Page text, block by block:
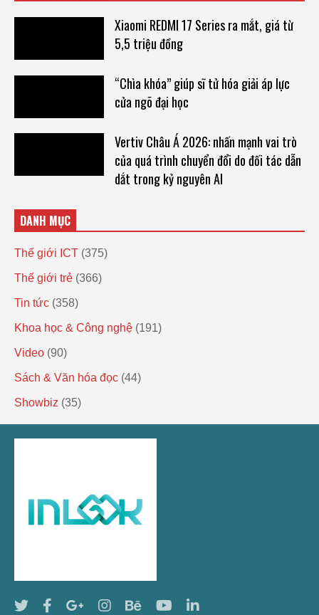
Xiaomi REDMI 17 Series ra mắt, giá từ
5,5 triệu đồng
“Chìa khóa” giúp sĩ tử hóa giải áp lực
cửa ngõ đại học
Vertiv Châu Á 2026: nhấn mạnh vai trò
của quá trình chuyển đổi do đối tác dẫn
dắt trong kỷ nguyên AI
DANH MỤC
Thế giới ICT (375)
Thế giới trẻ (366)
Tin tức (358)
Khoa học & Công nghệ (191)
Video (90)
Sách & Văn hóa đọc (44)
Showbiz (35)